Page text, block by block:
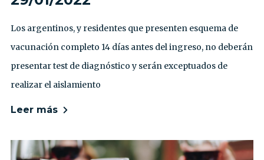
Los argentinos, y residentes que presenten esquema de
vacunación completo 14 días antes del ingreso, no deberán
presentar test de diagnóstico y serán exceptuados de
realizar el aislamiento
Leer más